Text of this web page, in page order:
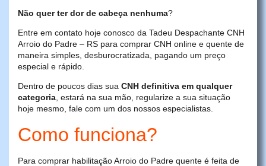
Não quer ter dor de cabeça nenhuma?
Entre em contato hoje conosco da Tadeu Despachante CNH
Arroio do Padre – RS para comprar CNH online e quente de
maneira simples, desburocratizada, pagando um preço
especial e rápido.
Dentro de poucos dias sua CNH definitiva em qualquer
categoria, estará na sua mão, regularize a sua situação
hoje mesmo, fale com um dos nossos especialistas.
Como funciona?
Para comprar habilitação Arroio do Padre quente é feita de